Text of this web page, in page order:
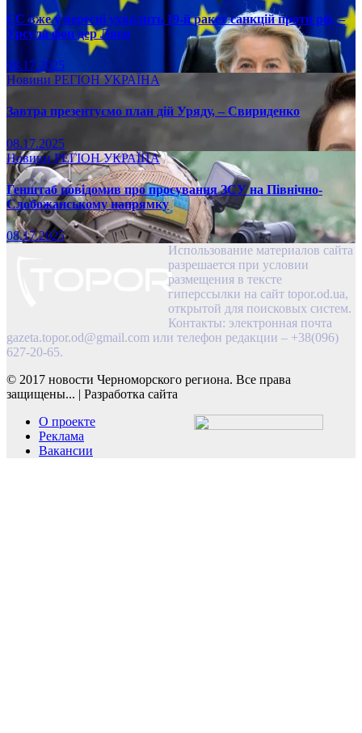
ЄС вже у вересні ухвалить 19-й ракет санкцій проти рф, –
Урсула фон дер Ляєн
08.17.2025
Новини РЕГІОН УКРАЇНА
Завтра презентуємо план дій Уряду, – Свириденко
08.17.2025
НовиниРЕГІОНУКРАЇНА
Генштаб повідомив про просування ЗСУ на Північно-
Слобожанському напрямку
08.17.2025
Использование материалов сайта
разрешается при условии
размещения в тексте
гиперссылки на сайт topor.od.ua,
открытой для поисковых систем.
Контакты: электронная почта
gazeta.topor.od@gmail.com или телефон редакции – +38(096)
627-20-65.
© 2017 новости Черноморского региона. Все права
защищены... | Разработка сайта
О проекте
Реклама
Вакансии